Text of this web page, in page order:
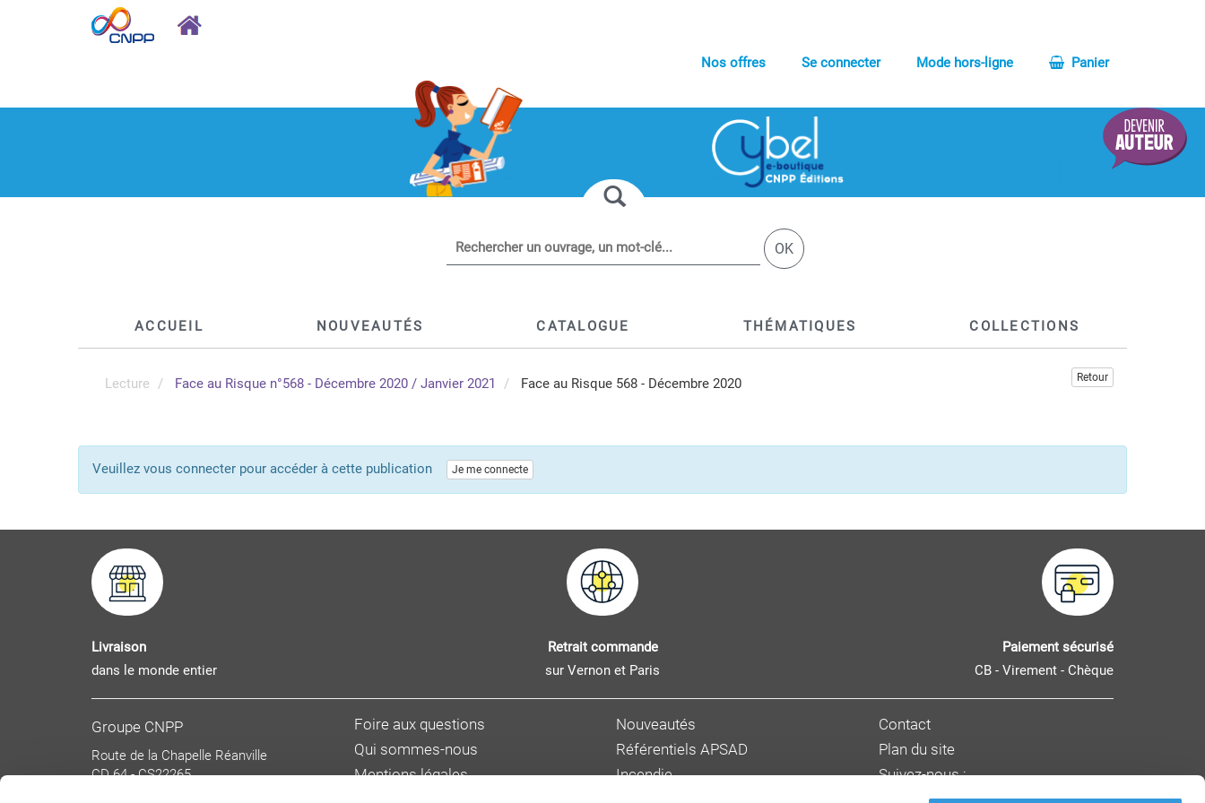
Nos offres Se connecter Mode hors-ligne Panier
OK
ACCUEIL NOUVEAUTÉS CATALOGUE THÉMATIQUES COLLECTIONS
Lecture Face au Risque n°568 - Décembre 2020 / Janvier 2021 Face au Risque 568 - Décembre 2020 Retour
Veuillez vous connecter pour accéder à cette publication Je me connecte
Livraison
dans le monde entier
Retrait commande
sur Vernon et Paris
Paiement sécurisé
CB - Virement - Chèque
Groupe CNPP
Route de la Chapelle Réanville
CD 64 - CS22265
Foire aux questions
Qui sommes-nous
Mentions légales
Nouveautés
Référentiels APSAD
Incendie
Contact
Plan du site
Suivez-nous :